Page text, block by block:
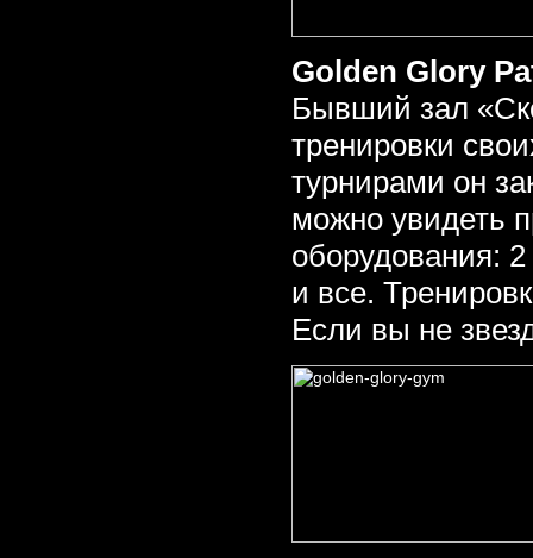
Golden Glory
Бывший зал
тренировки
турнирами он
можно увидеть
оборудования:
и все.
Если вы не